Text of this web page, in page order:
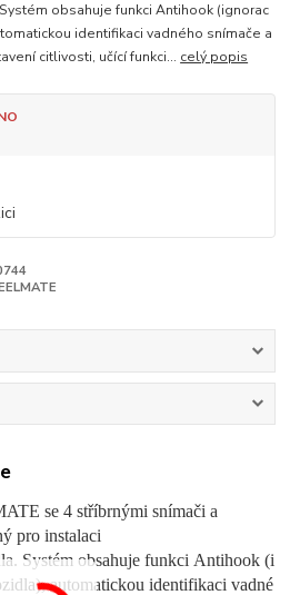
obsahuje funkci Antihook (ignorac
identifikaci vadného snímače a
citlivosti, učící funkci... celý popis
se 4 stříbrnými snímači a
pro instalaci
Systém obsahuje funkci Antihook (i
automatickou identifikaci vadné